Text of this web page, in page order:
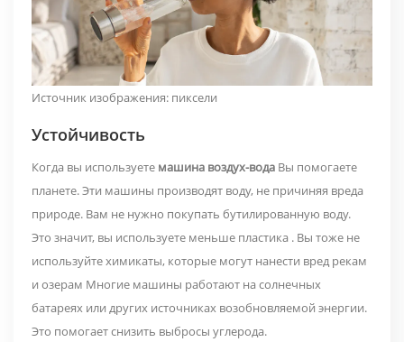
Источник изображения: пиксели
Устойчивость
Когда вы используете машина воздух-вода Вы помогаете
планете. Эти машины производят воду, не причиняя вреда
природе. Вам не нужно покупать бутилированную воду.
Это значит, вы используете меньше пластика . Вы тоже не
используйте химикаты, которые могут нанести вред рекам
и озерам Многие машины работают на солнечных
батареях или других источниках возобновляемой энергии.
Это помогает снизить выбросы углерода.